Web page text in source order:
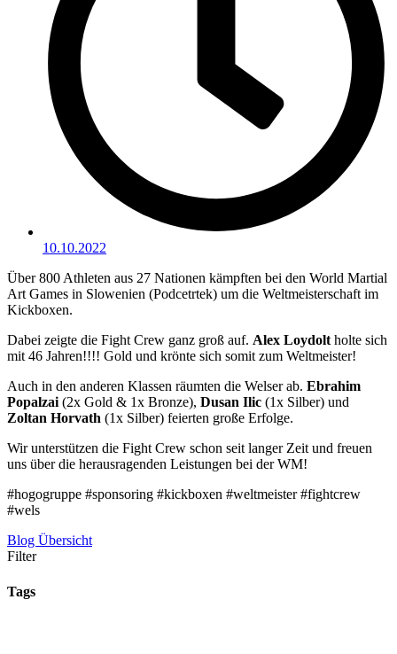
10.10.2022
Über 800 Athleten aus 27 Nationen kämpften bei den World Martial
Art Games in Slowenien (Podcetrtek) um die Weltmeisterschaft im
Kickboxen.
Dabei zeigte die Fight Crew ganz groß auf. Alex Loydoltholte sich
mit 46 Jahren!!!! Gold und krönte sich somit zum Weltmeister!
Auch in den anderen Klassen räumten die Welser ab. Ebrahim
Popalzai(2x Gold & 1x Bronze), Dusan Ilic (1x Silber) und
Zoltan Horvath (1x Silber) feierten große Erfolge.
Wir unterstützen die Fight Crew schon seit langer Zeit und freuen
uns über die herausragenden Leistungen bei der WM!
#hogogruppe #sponsoring #kickboxen #weltmeister #fightcrew
#wels
Blog Übersicht
Filter
Tags